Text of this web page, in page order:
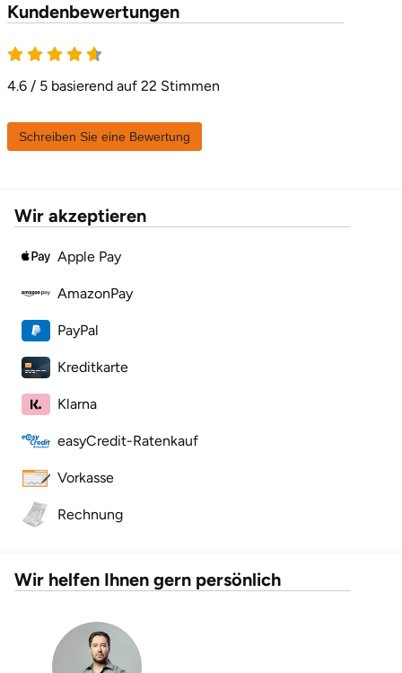
Kundenbewertungen
4.6 von 5
4.6 / 5 basierend auf 22 Stimmen
Schreiben Sie eine Bewertung
Wir akzeptieren
Apple Pay
AmazonPay
PayPal
Kreditkarte
Klarna
easyCredit-Ratenkauf
Vorkasse
Rechnung
Wir helfen Ihnen gern persönlich
Kiel
Koblenz
Kulmbach
Köln
Landshut
Langenselbold
Leipzig
Leutkirch
Löbau